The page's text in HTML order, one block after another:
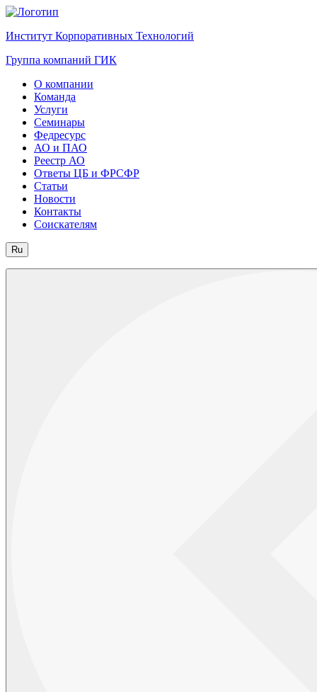
Институт Корпоративных Технологий
Группа компаний ГИК
О компании
Команда
Услуги
Семинары
Федресурс
АО и ПАО
Реестр АО
Ответы ЦБ и ФРСФР
Статьи
Новости
Контакты
Соискателям
Ru